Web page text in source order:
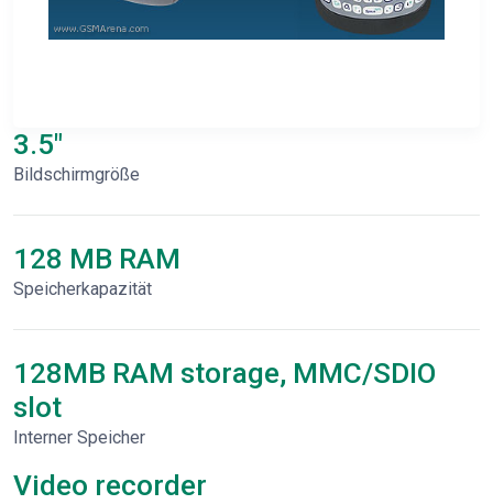
3.5"
Bildschirmgröße
128 MB RAM
Speicherkapazität
128MB RAM storage, MMC/SDIO
slot
Interner Speicher
Video recorder